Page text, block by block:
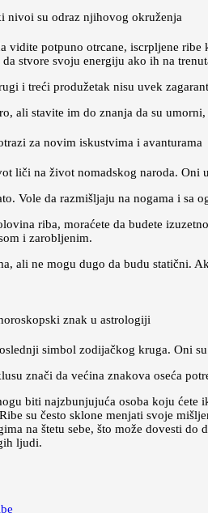
nivoi su odraz njihovog okruženja
vidite potpuno otrcane, iscrpljene
stvore svoju energiju ako ih na
i treći produžetak nisu uvek
ali stavite im do znanja da su
za novim iskustvima i avanturama
liči na život nomadskog naroda. Oni
Vole da razmišljaju na nogama i sa
riba, moraćete da budete
i zarobljenim.
ali ne mogu dugo da budu statični.
znak u astrologiji
simbol zodijačkog kruga. Oni
znači da većina znakova oseća
biti najzbunjujuća osoba koju ćete
su često sklone menjati svoje
na štetu sebe, što može dovesti
ljudi.